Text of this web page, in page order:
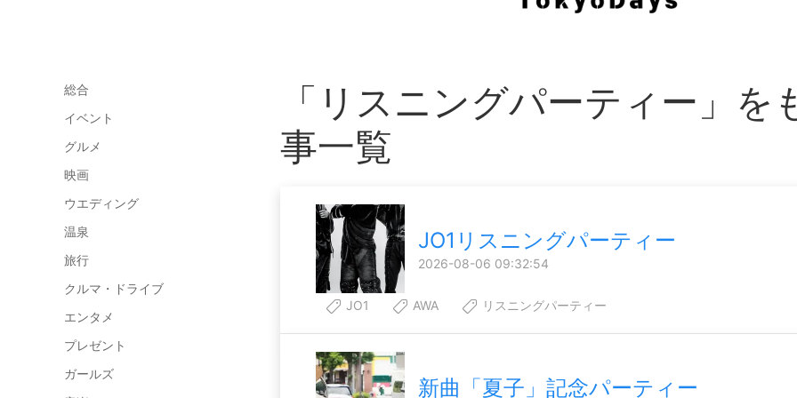
総合
イベント
グルメ
映画
ウエディング
温泉
旅行
クルマ・ドライブ
エンタメ
プレゼント
ガールズ
「リスニングパーティー」を
事一覧
JO1リスニングパーティー
2026-08-06 09:32:54
JO1 AWA リスニングパーティー
新曲「夏子」記念パーティー